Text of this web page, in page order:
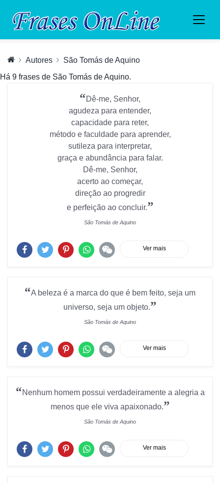
Autores
São Tomás de Aquino
Há 9 frases de São Tomás de Aquino.
“Dê-me, Senhor,
agudeza para entender,
capacidade para reter,
método e faculdade para aprender,
sutileza para interpretar,
graça e abundância para falar.
Dê-me, Senhor,
acerto ao começar,
direção ao progredir
e perfeição ao concluir.”
São Tomás de Aquino
Ver mais
“A beleza é a marca do que é bem feito, seja um
universo, seja um objeto.”
São Tomás de Aquino
Ver mais
“Nenhum homem possui verdadeiramente a alegria a
menos que ele viva apaixonado.”
São Tomás de Aquino
Ver mais